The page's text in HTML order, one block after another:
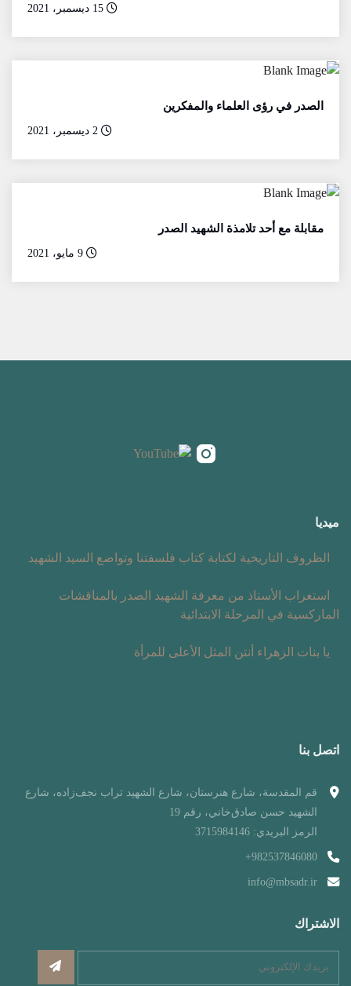
الصدر في رؤى العلماء والمفكرين
مقابلة مع أحد تلامذة الشهيد الصدر
ميديا
الظروف التاريخية لكتابة كتاب فلسفتنا وتواضع السيد الشهيد
استغراب الأستاذ من معرفة الشهيد الصدر بالمناقشات
الماركسية في المرحلة الابتدائية
یا بنات الزهراء أنتن المثل الأعلى للمرأة
اتصل بنا
قم المقدسة، شارع هنرستان، شارع الشهيد تراب نجف‌زاده، شارع
الشهيد حسن صادق‌خاني، رقم 19
الرمز البريدي: 3715984146
982537846080+
info@mbsadr.ir
الاشتراك